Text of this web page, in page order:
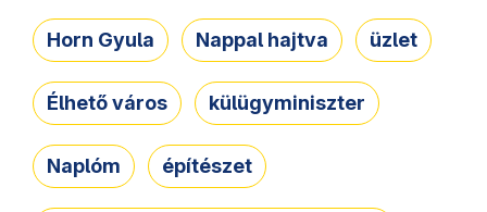
Horn Gyula Nappal hajtva üzlet
Élhető város külügyminiszter
Naplóm építészet